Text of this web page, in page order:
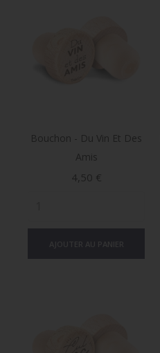
Bouchon - Du Vin Et Des
Amis
Prix
4,50 €